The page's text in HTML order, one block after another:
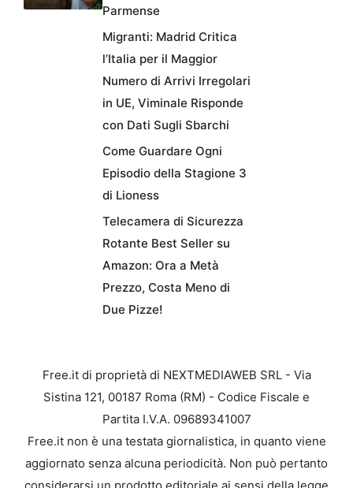
Parmense
Migranti: Madrid Critica
l’Italia per il Maggior
Numero di Arrivi Irregolari
in UE, Viminale Risponde
con Dati Sugli Sbarchi
Come Guardare Ogni
Episodio della Stagione 3
di Lioness
Telecamera di Sicurezza
Rotante Best Seller su
Amazon: Ora a Metà
Prezzo, Costa Meno di
Due Pizze!
Free.it di proprietà di NEXTMEDIAWEB SRL - Via
Sistina 121, 00187 Roma (RM) - Codice Fiscale e
Partita I.V.A. 09689341007
Free.it non è una testata giornalistica, in quanto viene
aggiornato senza alcuna periodicità. Non può pertanto